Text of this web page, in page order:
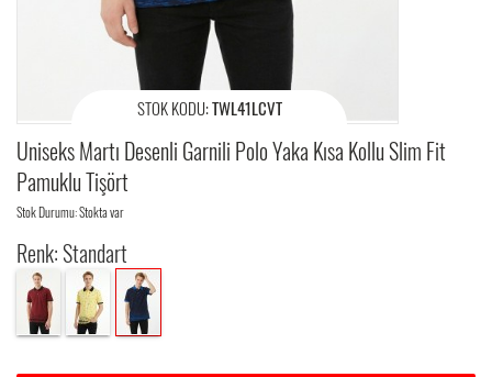
STOK KODU:TWL41LCVT
Uniseks Martı Desenli Garnili Polo Yaka Kısa Kollu Slim Fit
Pamuklu Tişört
Stok Durumu: Stokta var
Renk: Standart